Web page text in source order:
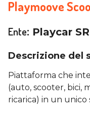
Playmoove
Ente: Playcar
Descrizione del
Piattaforma che
(auto, scooter, bici,
ricarica) in un unico